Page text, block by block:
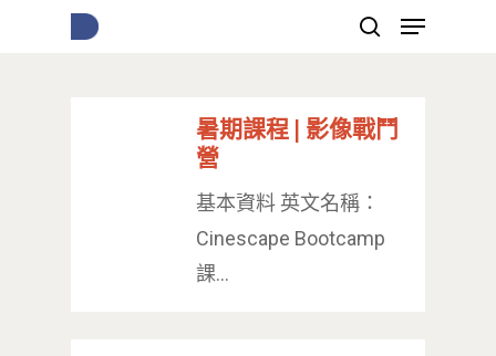
按下Enter開始搜尋，或Esc關閉跳窗
暑期課程 | 影像戰鬥
營
基本資料 英文名稱：
Cinescape Bootcamp
課…